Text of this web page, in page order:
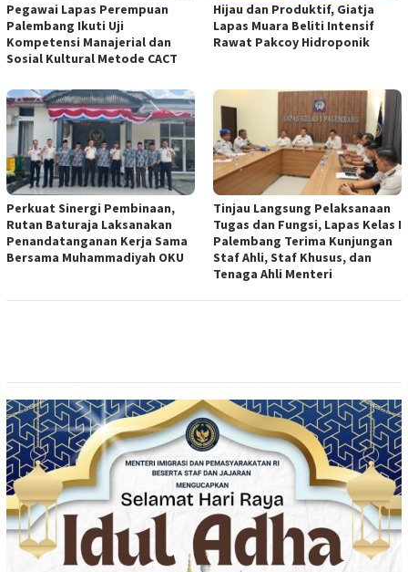
Pegawai Lapas Perempuan
Palembang Ikuti Uji
Kompetensi Manajerial dan
Sosial Kultural Metode CACT
Hijau dan Produktif, Giatja
Lapas Muara Beliti Intensif
Rawat Pakcoy Hidroponik
Perkuat Sinergi Pembinaan,
Rutan Baturaja Laksanakan
Penandatanganan Kerja Sama
Bersama Muhammadiyah OKU
Tinjau Langsung Pelaksanaan
Tugas dan Fungsi, Lapas Kelas I
Palembang Terima Kunjungan
Staf Ahli, Staf Khusus, dan
Tenaga Ahli Menteri